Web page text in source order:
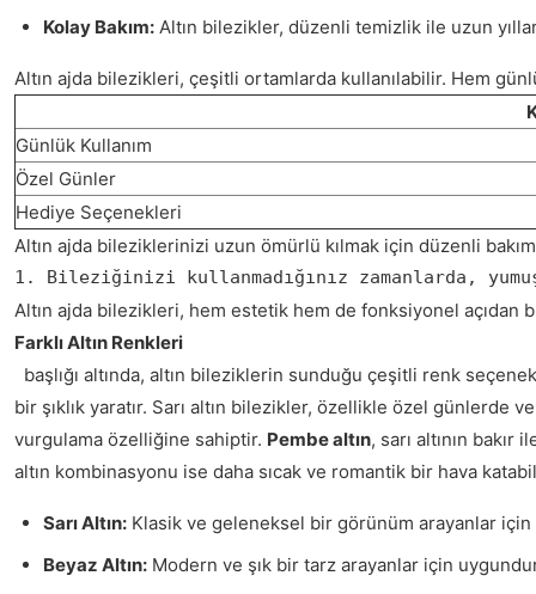
Kolay Bakım: Altın bilezikler, düzenli temizlik ile uzun
Altın ajda bilezikleri, çeşitli ortamlarda kullanılabilir. Hem
Günlük Kullanım
Özel Günler
Hediye Seçenekleri
Altın ajda bileziklerinizi uzun ömürlü kılmak için düzenli
1. Bileziğinizi kullanmadığınız zamanlarda,
Altın ajda bilezikleri, hem estetik hem de fonksiyonel
Farklı Altın Renkleri
başlığı altında, altın bileziklerin sunduğu çeşitli renk
bir şıklık yaratır. Sarı altın bilezikler, özellikle özel
vurgulama özelliğine sahiptir. Pembe altın, sarı altının
altın kombinasyonu ise daha sıcak ve romantik bir hava
Sarı Altın: Klasik ve geleneksel bir görünüm arayanlar
Beyaz Altın: Modern ve şık bir tarz arayanlar için